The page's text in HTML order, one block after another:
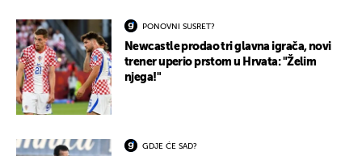
PONOVNI SUSRET?
Newcastle prodao tri glavna igrača, novi
trener uperio prstom u Hrvata: "Želim
njega!"
GDJE ĆE SAD?